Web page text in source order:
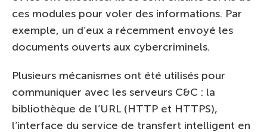
ces modules pour voler des informations. Par
exemple, un d’eux a récemment envoyé les
documents ouverts aux cybercriminels.
Plusieurs mécanismes ont été utilisés pour
communiquer avec les serveurs C&C : la
bibliothèque de l’URL (HTTP et HTTPS),
l’interface du service de transfert intelligent en